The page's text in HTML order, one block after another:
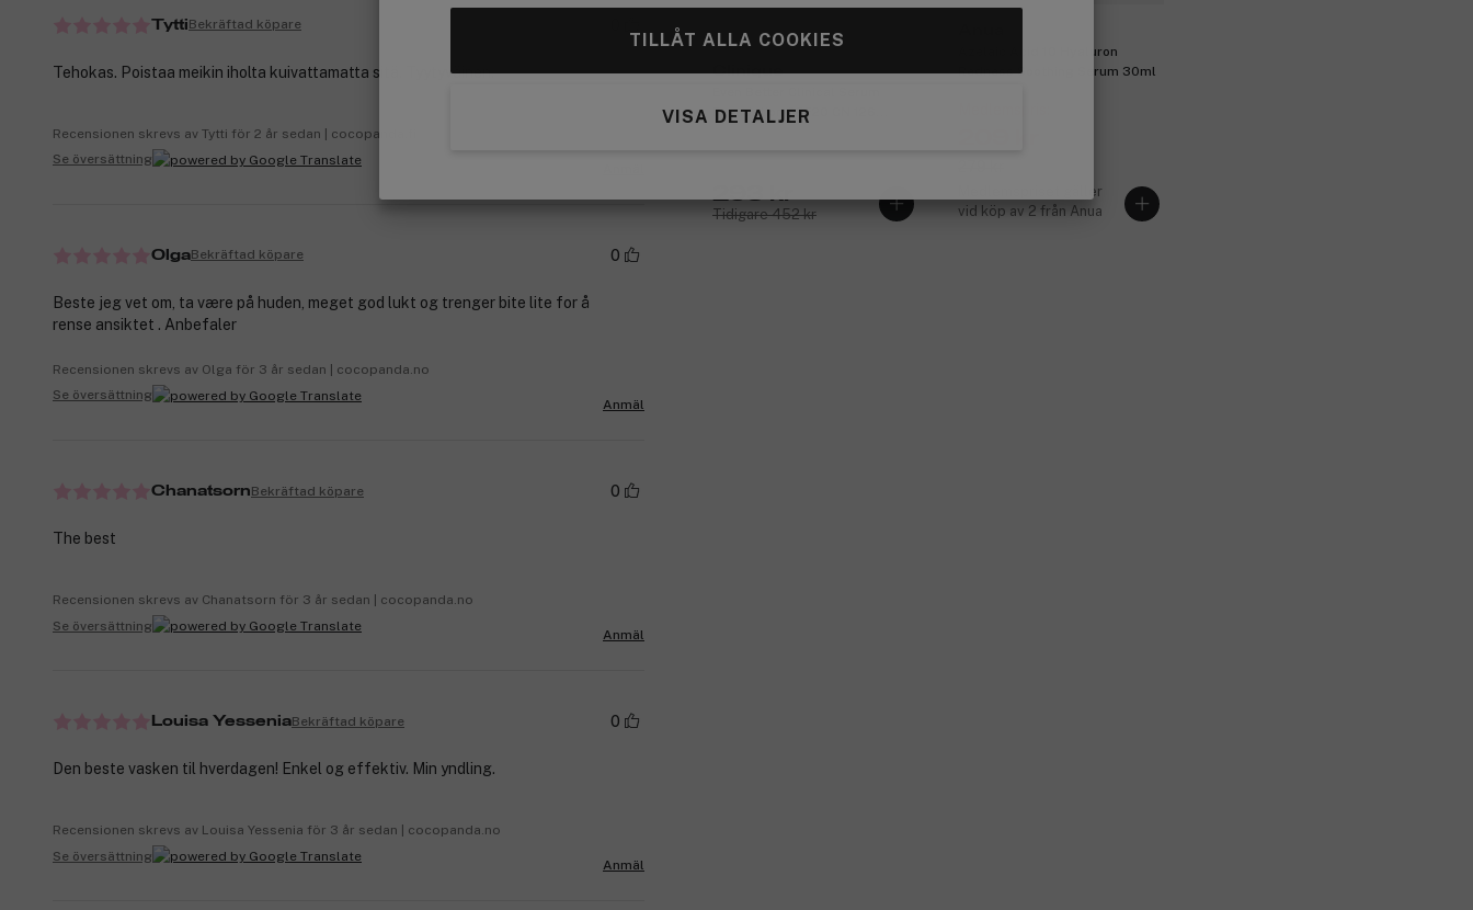
TILLÅT ALLA COOKIES
VISA DETALJER
Clinique
Foundation SPF20 CN 126
Tidigare 452 kr
Azelaic Acid 10 Hyaluron
Redness Soothing Serum 30ml
Medlemspriset gäller
vid köp av 2 från Anua
TyttiBekräftad köpare
Tehokas. Poistaa meikin iholta kuivattamatta sitä. Tyytyväinen.
Recensionen skrevs av Tytti för 2 år sedan | cocopanda.fi
Se översättning
OlgaBekräftad köpare 0
Beste jeg vet om, ta være på huden, meget god lukt og trenger bite lite for å
rense ansiktet . Anbefaler
Recensionen skrevs av Olga för 3 år sedan | cocopanda.no
Se översättning
Anmäl
ChanatsornBekräftad köpare 0
The best
Recensionen skrevs av Chanatsorn för 3 år sedan | cocopanda.no
Se översättning
Anmäl
Louisa YesseniaBekräftad köpare 0
Den beste vasken til hverdagen! Enkel og effektiv. Min yndling.
Recensionen skrevs av Louisa Yessenia för 3 år sedan | cocopanda.no
Se översättning
Anmäl